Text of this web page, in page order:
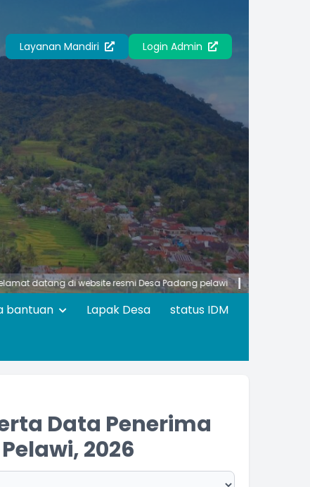
Layanan Mandiri Login Admin
datang di website resmi Desa Padang pelawi Pemerintah Desa
bantuan Lapak Desa status IDM
Data Penerima
2026